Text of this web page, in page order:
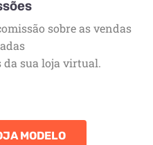
sobre as vendas
sua loja virtual.
MODELO